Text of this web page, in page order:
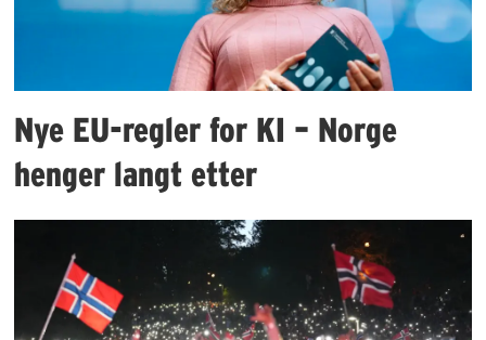
Nye EU-regler for KI – Norge
henger langt etter